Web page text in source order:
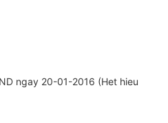
ngay 20-01-2016 (Het hieu